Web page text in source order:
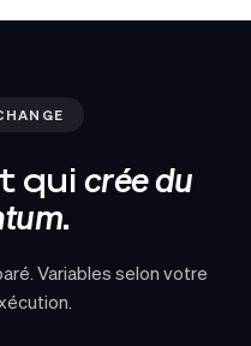
qui crée du
.
Variables selon votre